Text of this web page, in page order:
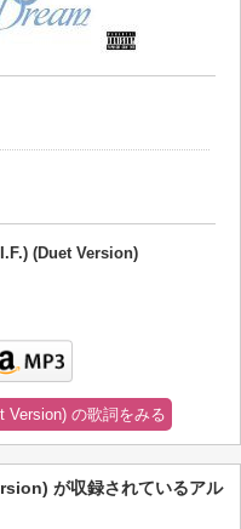
(Duet Version)
Version) の歌詞をみる
が収録されているアル